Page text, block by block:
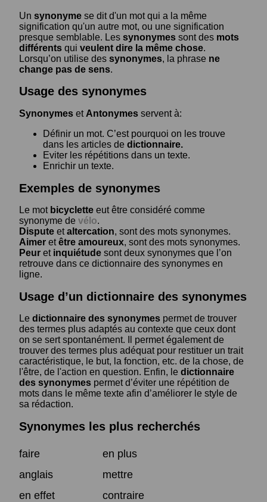
Un synonyme se dit d'un mot qui a la même
signification qu'un autre mot, ou une signification
presque semblable. Les synonymes sont des mots
différents qui veulent dire la même chose.
Lorsqu’on utilise des synonymes, la phrase ne
change pas de sens.
Usage des synonymes
Synonymes et Antonymes servent à:
Définir un mot. C’est pourquoi on les trouve
dans les articles de dictionnaire.
Eviter les répétitions dans un texte.
Enrichir un texte.
Exemples de synonymes
Le mot bicyclette eut être considéré comme
synonyme de vélo.
Dispute etaltercation, sont des mots synonymes.
Aimer etêtre amoureux, sont des mots synonymes.
Peur et inquiétude sont deux synonymes que l’on
retrouve dans ce dictionnaire des synonymes en
ligne.
Usage d’un dictionnaire des synonymes
Le dictionnaire des synonymes permet de trouver
des termes plus adaptés au contexte que ceux dont
on se sert spontanément. Il permet également de
trouver des termes plus adéquat pour restituer un trait
caractéristique, le but, la fonction, etc. de la chose, de
l'être, de l'action en question. Enfin, le dictionnaire
des synonymes permet d’éviter une répétition de
mots dans le même texte afin d’améliorer le style de
sa rédaction.
Synonymes les plus recherchés
faire
en plus
anglais
mettre
en effet
contraire